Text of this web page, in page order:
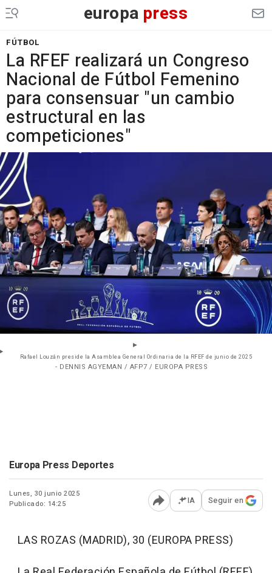
europa press
FÚTBOL
La RFEF realizará un Congreso
Nacional de Fútbol Femenino
para consensuar "un cambio
estructural en las
competiciones"
Rafael Louzán preside la Asamblea General Ordinaria de la RFEF de junio de 2025
- DENNIS AGYEMAN / AFP7 / EUROPA PRESS
Europa Press Deportes
Lunes, 30 junio 2025
Publicado: 14:25
Abrir opciones para
IA Seguir en
LAS ROZAS (MADRID), 30 (EUROPA PRESS)